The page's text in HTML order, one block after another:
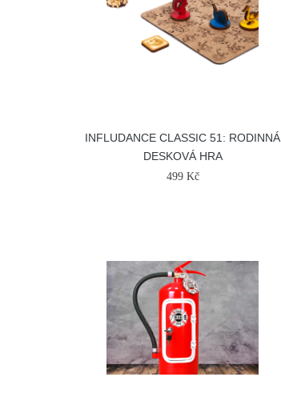
INFLUDANCE CLASSIC 51: RODINNÁ
DESKOVÁ HRA
499 Kč